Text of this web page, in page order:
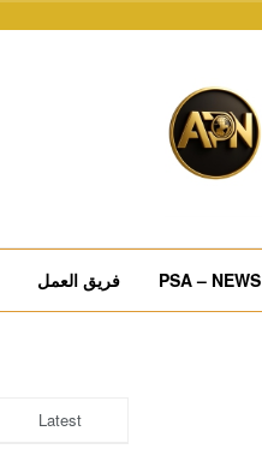
PSA – NEWS فريق العمل
Latest